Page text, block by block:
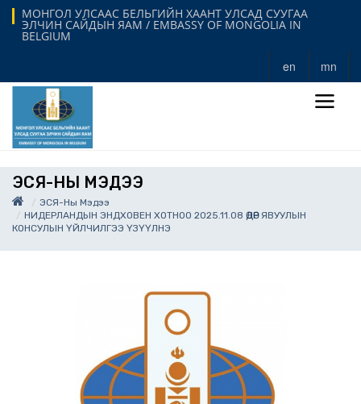
МОНГОЛ УЛСААС БЕЛЬГИЙН ХААНТ УЛСАД СУУГАА
ЭЛЧИН САЙДЫН ЯАМ / EMBASSY OF MONGOLIA IN
BELGIUM
en mn
ЭСЯ-НЫ МЭДЭЭ
ЭСЯ-Ны Мэдээ
НИДЕРЛАНДЫН ЭНДХОВЕН ХОТНОО 2025.11.08 ӨДӨР ЯВУУЛЫН
КОНСУЛЫН ҮЙЛЧИЛГЭЭ ҮЗҮҮЛНЭ